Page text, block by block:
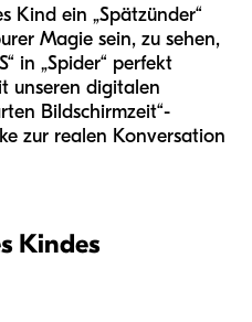
Kind ein „Spätzünder“
Magie sein, zu sehen,
in „Spider“ perfekt
unseren digitalen
Bildschirmzeit“-
zur realen Konversation
Kindes